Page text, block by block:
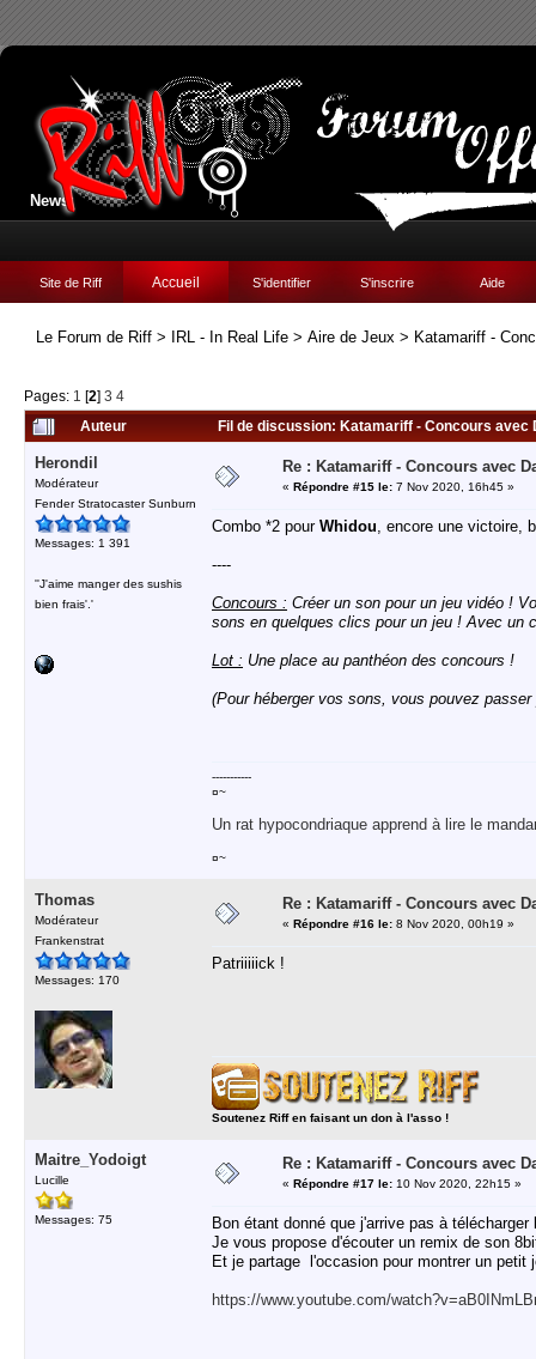
News:
Site de Riff Accueil S'identifier S'inscrire Aide
Le Forum de Riff > IRL - In Real Life > Aire de Jeux > Katamariff -
Pages: 1 [2] 3 4
Auteur
Fil de discussion: Katamariff - Concours avec
Herondil
Modérateur
Fender Stratocaster Sunburn
Messages: 1 391
''J'aime manger des sushis
bien frais'.'
Re : Katamariff - Concours avec
« Répondre #15 le: 7 Nov 2020, 16h45 »
Combo *2 pour Whidou, encore une victoire,
----
Concours : Créer un son pour un jeu vidéo !
sons en quelques clics pour un jeu ! Avec un
Lot : Une place au panthéon des concours !
(Pour héberger vos sons, vous pouvez
-----------
¤~
Un rat hypocondriaque apprend à lire le
¤~
Thomas
Modérateur
Frankenstrat
Messages: 170
Re : Katamariff - Concours avec
« Répondre #16 le: 8 Nov 2020, 00h19 »
Patriiiiick !
Soutenez Riff en faisant un don à l'asso !
Maitre_Yodoigt
Lucille
Messages: 75
Re : Katamariff - Concours avec
« Répondre #17 le: 10 Nov 2020, 22h15 »
Bon étant donné que j'arrive pas à
Je vous propose d'écouter un remix de son
Et je partage l'occasion pour montrer un
https://www.youtube.com/